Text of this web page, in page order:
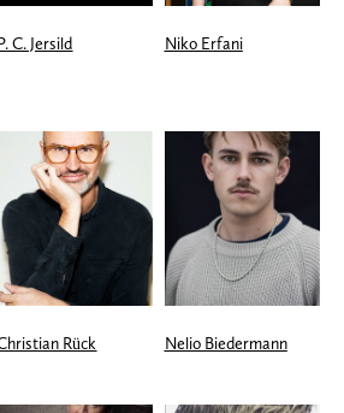
C. Jersild Niko Erfani
Rück Nelio Biedermann